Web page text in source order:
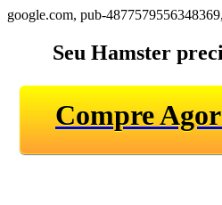
google.com, pub-
Seu Hamster
Compre